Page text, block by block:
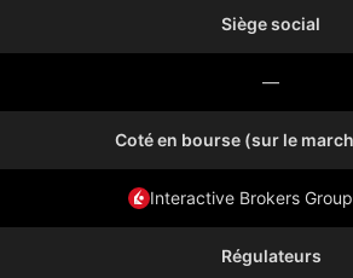
Siège social
—
Coté en bourse (sur le
Interactive Brokers
Régulateurs